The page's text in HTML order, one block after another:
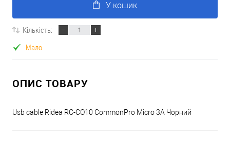
У кошик
Кількість:
Мало
ОПИС ТОВАРУ
Usb cable Ridea RC-CO10 CommonPro Micro 3A Чорний